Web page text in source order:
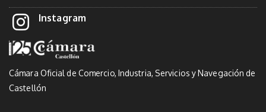
Instagram
Cámara Oficial de Comercio, Industria, Servicios y Navegación de
Castellón